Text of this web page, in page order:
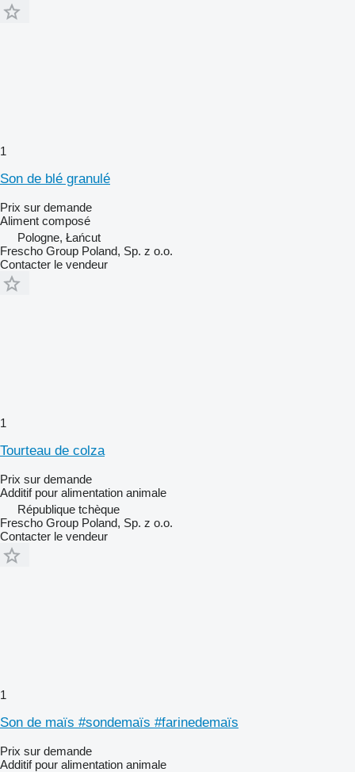
1
Son de blé granulé
Prix sur demande
Aliment composé
Pologne, Łańcut
Frescho Group Poland, Sp. z o.o.
Contacter le vendeur
1
Tourteau de colza
Prix sur demande
Additif pour alimentation animale
République tchèque
Frescho Group Poland, Sp. z o.o.
Contacter le vendeur
1
Son de maïs #sondemaïs #farinedemaïs
Prix sur demande
Additif pour alimentation animale